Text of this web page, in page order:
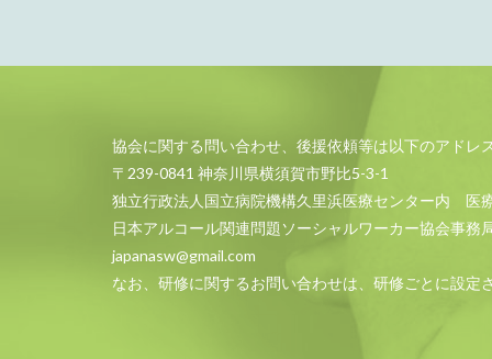
協会に関する問い合わせ、後援依頼等は以下のアドレ
〒239-0841 神奈川県横須賀市野比5-3-1
独立行政法人国立病院機構久里浜医療センター内 医
日本アルコール関連問題ソーシャルワーカー協会事務
japanasw@gmail.com
なお、研修に関するお問い合わせは、研修ごとに設